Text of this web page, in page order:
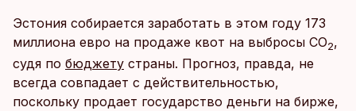
Эстония собирается заработать в этом году 173
миллиона евро на продаже квот на выбросы СО2,
судя по бюджету страны. Прогноз, правда, не
всегда совпадает с действительностью,
поскольку продает государство деньги на бирже,